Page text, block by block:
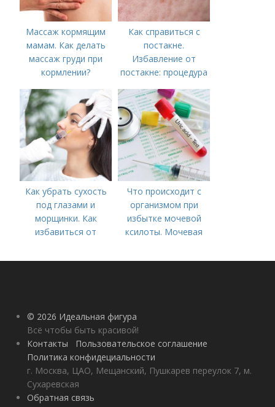
Массаж кормящим
мамам. Как делать
массаж груди при
кормлении?
Как справиться с
постакне.
Избавление от
постакне: процедура
Как убрать сухость
под глазами и
морщинки. Как
избавиться от
косметологические
Что происходит с
организмом при
избытке мочевой
ксилоты. Мочевая
норма и отклонения
© 2026 Идеальная фигура
Всё чтобы быть красивой!
Контакты
Пользовательское соглашение
Политика конфидециальности
г. Москва, ЦАО, Мещанский, Пушкарев переулок 7, м.
Сухаревская
Обратная связь